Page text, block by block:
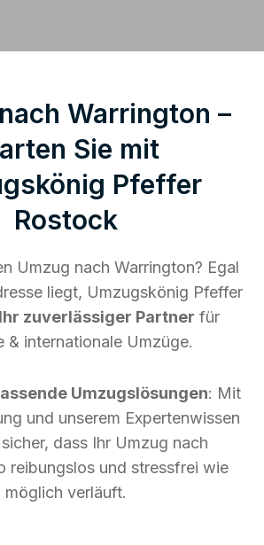
Warrington –
Sie mit
Pfeffer
Rostock
Umzug nach Warrington? Egal
liegt, Umzugskönig Pfeffer
Ihr zuverlässiger Partner für
& internationale Umzüge.
Umzugslösungen: Mit
und unserem Expertenwissen
dass Ihr Umzug nach
reibungslos und stressfrei wie
möglich verläuft.